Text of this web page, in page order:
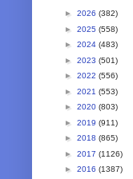
► 2026 (382)
► 2025 (558)
► 2024 (483)
► 2023 (501)
► 2022 (556)
► 2021 (553)
► 2020 (803)
► 2019 (911)
► 2018 (865)
► 2017 (1126)
► 2016 (1387)